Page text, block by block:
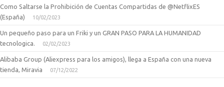
Como Saltarse la Prohibición de Cuentas Compartidas de @NetflixES
(España)
10/02/2023
Un pequeño paso para un Friki y un GRAN PASO PARA LA HUMANIDAD
tecnologica.
02/02/2023
Alibaba Group (Aliexpress para los amigos), llega a España con una nueva
tienda, Miravia
07/12/2022